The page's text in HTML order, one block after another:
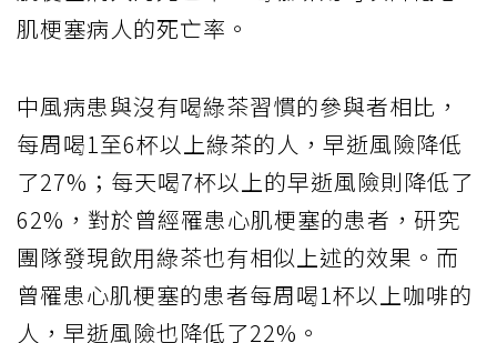
肌梗塞病人的死亡率。
中風病患與沒有喝綠茶習慣的參與者相比，
每周喝1至6杯以上綠茶的人，早逝風險降低
了27%；每天喝7杯以上的早逝風險則降低了
62%，對於曾經罹患心肌梗塞的患者，研究
團隊發現飲用綠茶也有相似上述的效果。而
曾罹患心肌梗塞的患者每周喝1杯以上咖啡的
人，早逝風險也降低了22%。